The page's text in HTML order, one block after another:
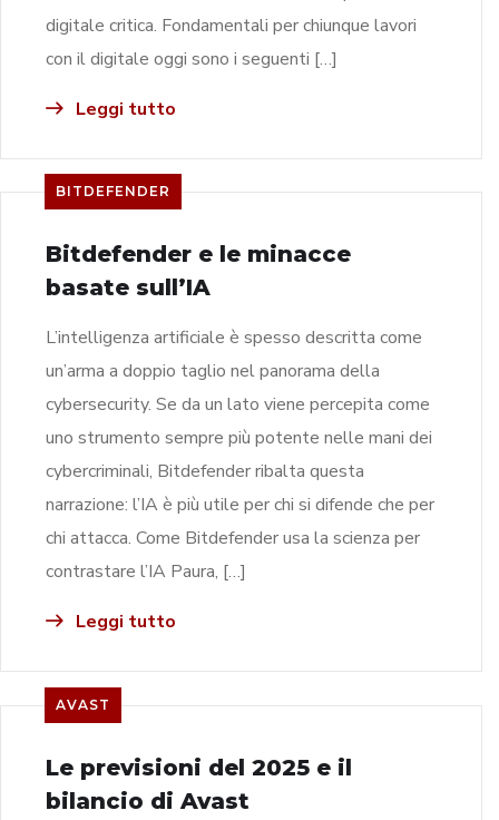
digitale critica. Fondamentali per chiunque lavori
con il digitale oggi sono i seguenti […]
Leggi tutto
BITDEFENDER
Bitdefender e le minacce
basate sull’IA
L’intelligenza artificiale è spesso descritta come
un’arma a doppio taglio nel panorama della
cybersecurity. Se da un lato viene percepita come
uno strumento sempre più potente nelle mani dei
cybercriminali, Bitdefender ribalta questa
narrazione: l’IA è più utile per chi si difende che per
chi attacca. Come Bitdefender usa la scienza per
contrastare l’IA Paura, […]
Leggi tutto
AVAST
Le previsioni del 2025 e il
bilancio di Avast